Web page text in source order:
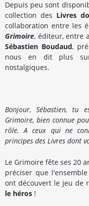
Depuis peu sont
collection des Livres
collaboration entre les
Grimoire, éditeur, entre
Sébastien Boudaud,
nous en dit plus
nostalgiques.
Bonjour, Sébastien, tu
Grimoire, bien connue
rôle. A ceux qui ne
principes des Livres dont
Le Grimoire fête ses 20
préciser que
ont découvert le jeu de
le héros !